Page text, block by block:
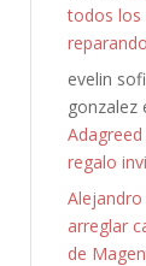
todos los
evelin
gonzalez
regalo
arreglar
de